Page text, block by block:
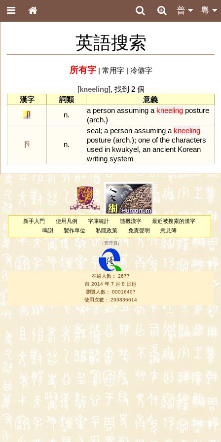
粵
普
英語搜索
所有字| 常用字| 冷僻字
[kneeling], 找到 2 個
漢字
詞類
意義
卩
n.
a person assuming a kneeling posture
(arch.)
卪 n.
seal; a person assuming a kneeling
posture (arch.); one of the characters
used in kwukyel, an ancient Korean
writing system
新手入門 使用凡例 字庫統計 隨機漢字
最近被搜索的漢字
鳴謝
製作單位 私隱政策 免責聲明 意見簿
（管理員 ）
在線人數： 2677
自 2014 年 7 月 8 日起
瀏覽人數： 80016407
使用次數： 293836614